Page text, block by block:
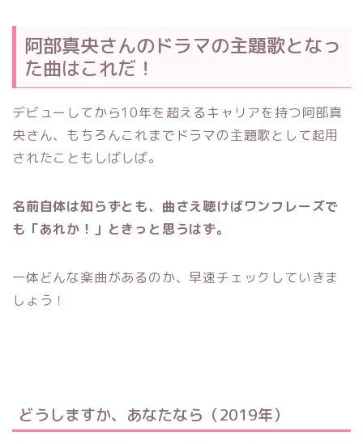
阿部真央さんのドラマの主題歌となっ
た曲はこれだ！
デビューしてから10年を超えるキャリアを持つ阿部真
央さん、もちろんこれまでドラマの主題歌として起用
されたこともしばしば。
名前自体は知らずとも、曲さえ聴けばワンフレーズで
も「あれか！」ときっと思うはず。
一体どんな楽曲があるのか、早速チェックしていきま
しょう！
どうしますか、あなたなら（2019年）